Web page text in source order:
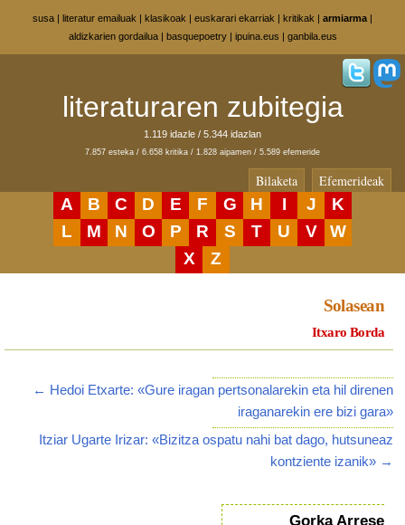
susa | literatur emailuak | klasikoak | euskarari ekarriak | kritikak | armiarma |
aldizkarien gordailua| basquepoetry| ipuina.eus | ganbila.eus
literaturaren zubitegia
1.119 idazle / 5.344 idazlan
7.857 esteka / 6.658 kritika / 1.828 aipamen / 5.589 efemeride
Bilaketa Efemerideak
A B C D E F G H I J
K
L
M N O P R S T U V
W
X
Z
Solasean
Itxaro Borda
← Hedoi Etxarte: «Gure iragan pertsonalarekin eta hil direnen
iraganarekin ere bizi gara»
Itziar Ugarte Irizar: «Bizitza ospatu nahi bat dago, hutsuneaz
kontziente izanik» →
Gorka Arrese